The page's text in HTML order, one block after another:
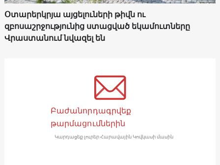
Օտարերկրյա այցելուների թիվն ու
զբոսաշրջությունից ստացված եկամուտները
Վրաստանում նվազել են
Բաժանորդագրվեք
թարմացումներին
Կարդացեք լուրեր Հարավային Կովկասի մասին